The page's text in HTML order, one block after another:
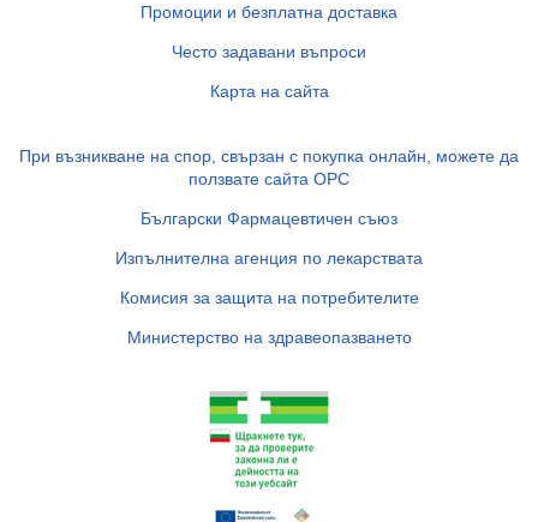
Промоции и безплатна доставка
Често задавани въпроси
Карта на сайта
При възникване на спор, свързан с покупка онлайн, можете да
ползвате сайта ОРС
Български Фармацевтичен съюз
Изпълнителна агенция по лекарствата
Комисия за защита на потребителите
Министерство на здравеопазването